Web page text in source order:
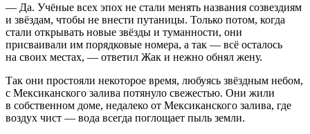
— Да. Учёные всех эпох не стали менять названия созвездиям
и звёздам, чтобы не внести путаницы. Только потом, когда
стали открывать новые звёзды и туманности, они
присваивали им порядковые номера, а так — всё осталось
на своих местах, — ответил Жак и нежно обнял жену.
Так они простояли некоторое время, любуясь звёздным небом,
с Мексиканского залива потянуло свежестью. Они жили
в собственном доме, недалеко от Мексиканского залива, где
воздух чист — вода всегда поглощает пыль земли.